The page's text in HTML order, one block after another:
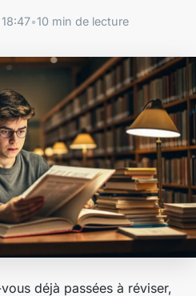
•10 min de lecture
déjà passées à réviser,